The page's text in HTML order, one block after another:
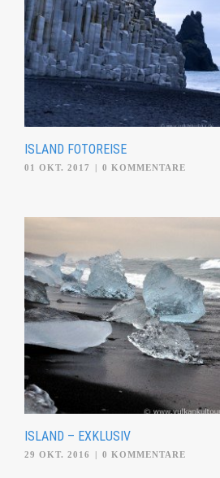
ISLAND FOTOREISE
01 OKT. 2017 | 0 KOMMENTARE
ISLAND – EXKLUSIV
29 OKT. 2016 0 KOMMENTARE